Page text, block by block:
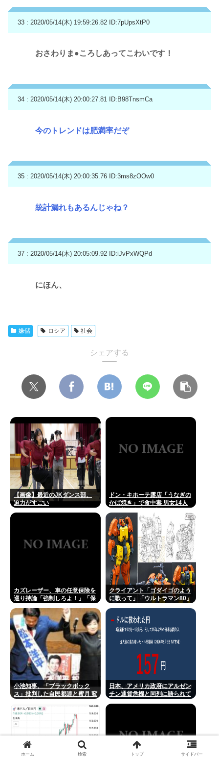
33 : 2020/05/14(木) 19:59:26.82 ID:7pUpsXtP0
おさわりま●ころしあってこわいです！
34 : 2020/05/14(木) 20:00:27.81 ID:B98TnsmCa
今のトレンドは肥満率だぞ
35 : 2020/05/14(木) 20:00:35.76 ID:3ms8zOOw0
統計漏れもあるんじゃね？
37 : 2020/05/14(木) 20:05:09.92 ID:iJvPxWQPd
にほん、
嫌儲 ロシア 社会
シェアする
【画像】最近のJKダンス部、
迫力がすごい
ドン・キホーテ露店「うなぎの
かば焼き」で食中毒 男女14人
ネラ属の菌検出
カズレーザー、車の任意保険を
巡り持論「強制しろよ！」「保
なよ」
クライアント「ゴダイゴのよう
に歌って」「ウルトラマン80」
小池知事、「ブラックボック
ス」批判した自民都連と蜜月 変
日本、アメリカ政府にアルゼン
チン通貨危機と同列に語られて
ホーム 検索 トップ サイドバー